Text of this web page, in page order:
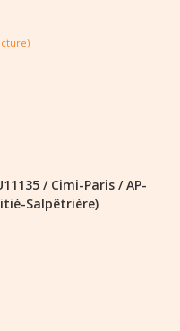
/ Cimi-Paris /AP-
Salpêtrière)